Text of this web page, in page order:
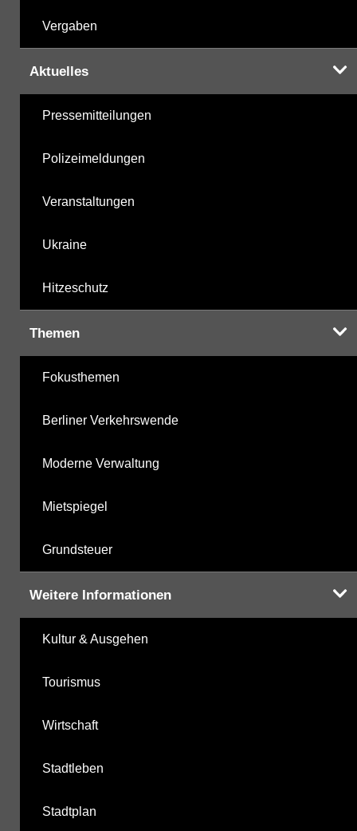
Vergaben
Aktuelles
Pressemitteilungen
Polizeimeldungen
Veranstaltungen
Ukraine
Hitzeschutz
Themen
Fokusthemen
Berliner Verkehrswende
Moderne Verwaltung
Mietspiegel
Grundsteuer
Weitere Informationen
Kultur & Ausgehen
Tourismus
Wirtschaft
Stadtleben
Stadtplan